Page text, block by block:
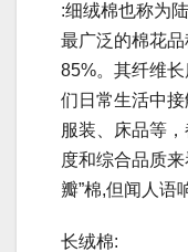
:细绒棉也称为
最广泛的棉花
85%。其纤维
们日常生活中
服装、床品等
度和综合品质
瓣”棉,但闻人语
长绒棉: